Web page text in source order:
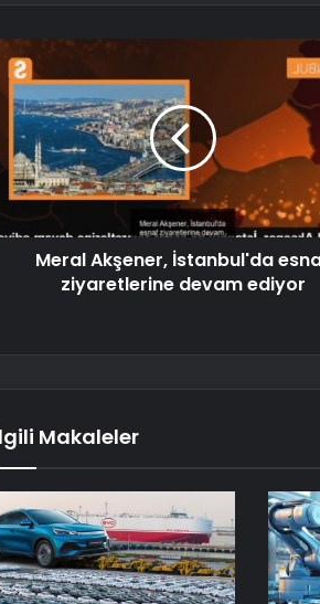
Meral Akşener, İstanbul'da
ziyaretlerine devam ediyor
Makaleler